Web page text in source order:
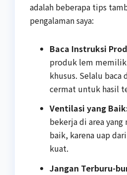
adalah beberapa tips
pengalaman saya:
Baca Instruksi
produk lem
khusus. Selalu baca
cermat untuk hasil
Ventilasi yang
bekerja di area
baik, karena uap
kuat.
Jangan Terburu-